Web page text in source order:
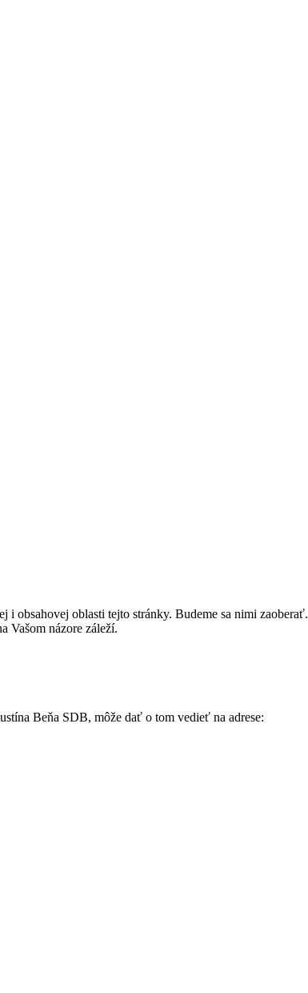
i obsahovej oblasti tejto stránky. Budeme sa nimi zaoberať.
Vašom názore záleží.
Beňa SDB, môže dať o tom vedieť na adrese: